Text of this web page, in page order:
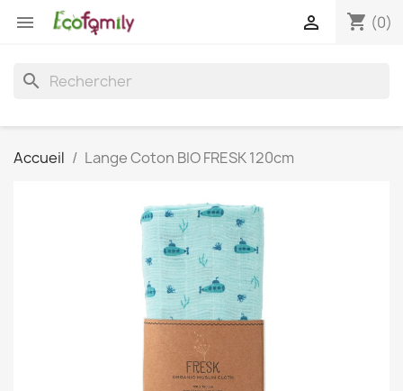
 shopping_cart (0)

search
Accueil Lange Coton BIO FRESK 120cm